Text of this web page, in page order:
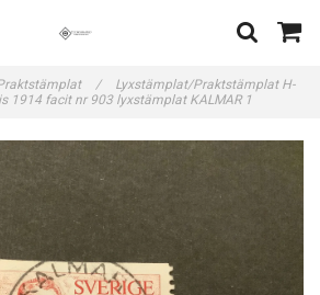
/
Lyxstämplat/Praktstämplat H-
1914 facit nr 903 lyxstämplat KALMAR 1